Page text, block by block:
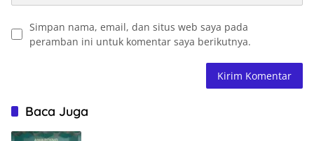
Simpan nama, email, dan situs web saya pada
peramban ini untuk komentar saya berikutnya.
Baca Juga